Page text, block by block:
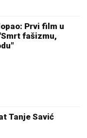
Prvi film u
fašizmu,
Tanje Savić